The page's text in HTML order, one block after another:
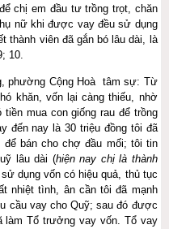
chị em đầu tư trồng trọt, chăn
nữ khi được vay đều sử dụng
thành viên đã gắn bó lâu dài, là
10.
phường Cộng Hoà tâm sự: Từ
khăn, vốn lại càng thiếu, nhờ
mua con giống rau để trồng
đến nay là 30 triệu đồng tôi đã
để bán cho chợ đầu mối; tôi tin
lâu dài (hiện nay chị là thành
dụng vốn có hiệu quả, thủ tục
nhiệt tình, ân cần tôi đã mạnh
cầu vay cho Quỹ; sau đó được
làm Tổ trưởng vay vốn. Tổ vay